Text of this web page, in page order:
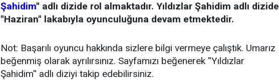
Şahidim'' adlı dizide rol almaktadır. Yıldızlar Şahidim adlı dizide
''Haziran'' lakabıyla oyunculuğuna devam etmektedir.
Not: Başarılı oyuncu hakkında sizlere bilgi vermeye çalıştık. Umarız
beğenmiş olarak ayrılırsınız. Sayfamızı beğenerek ''Yıldızlar
Şahidim'' adlı diziyi takip edebilirsiniz.